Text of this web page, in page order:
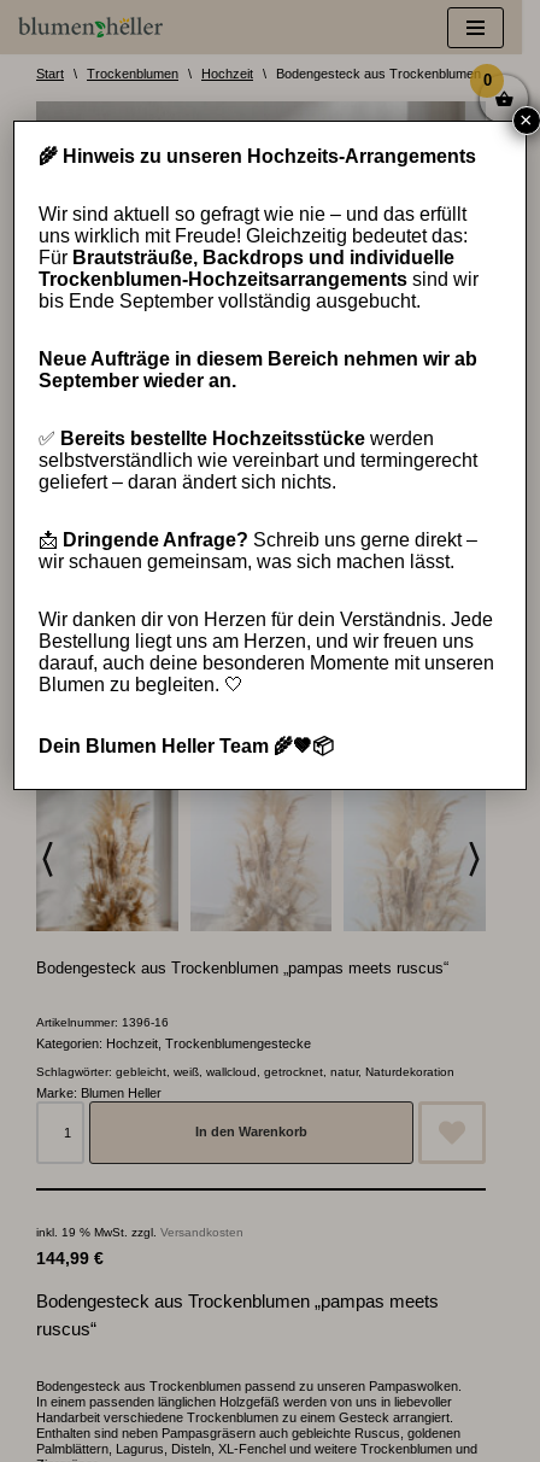
Zum
InhaltStart \ Trockenblumen \ Hochzeit \ Bodengesteck aus Trockenblumen
Bodengesteck aus Trockenblumen „pampas meets ruscus“
Artikelnummer: 1396-16
Kategorien: Hochzeit Trockenblumengestecke
Schlagwörter: gebleicht weiß wallcloud getrocknet natur, Naturdekoration
Marke: Blumen Heller
In den Warenkorb
inkl. 19 % MwSt. zzgl. Versandkosten
144,99 €
Bodengesteck aus Trockenblumen „pampas meets
ruscus“
Bodengesteck aus Trockenblumen passend zu unseren Pampaswolken.
In einem passenden länglichen Holzgefäß werden von uns in liebevoller
Handarbeit verschiedene Trockenblumen zu einem Gesteck arrangiert.
Enthalten sind neben Pampasgräsern auch gebleichte Ruscus, goldenen
Palmblättern, Lagurus, Disteln, XL-Fenchel und weitere Trockenblumen und
🌾 Hinweis zu unseren Hochzeits-Arrangements
Wir sind aktuell so gefragt wie nie – und das erfüllt
uns wirklich mit Freude! Gleichzeitig bedeutet das:
Für Brautsträuße, Backdrops und individuelle
Trockenblumen-Hochzeitsarrangements sind wir
bis Ende September vollständig ausgebucht.
Neue Aufträge in diesem Bereich nehmen wir ab
September wieder an.
✅ Bereits bestellte Hochzeitsstücke werden
selbstverständlich wie vereinbart und termingerecht
geliefert – daran ändert sich nichts.
📩 Dringende Anfrage? Schreib uns gerne direkt –
wir schauen gemeinsam, was sich machen lässt.
Wir danken dir von Herzen für dein Verständnis. Jede
Bestellung liegt uns am Herzen, und wir freuen uns
darauf, auch deine besonderen Momente mit unseren
Blumen zu begleiten. 🤍
Dein Blumen Heller Team 🌾🤎📦
×
0